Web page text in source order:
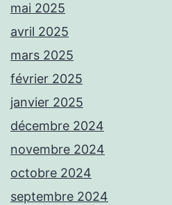
mai 2025
avril 2025
mars 2025
février 2025
janvier 2025
décembre 2024
novembre 2024
octobre 2024
septembre 2024